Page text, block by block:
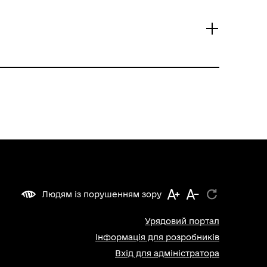
Людям із порушенням зору
Урядовий портал
Інформація для розробників
Вхід для адміністратора